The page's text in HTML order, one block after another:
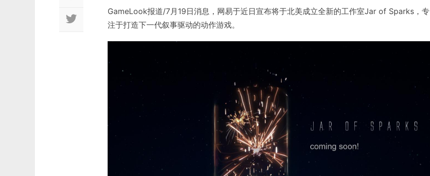
GameLook报道/7月19日消息，网易于近日宣布将于北美成立全新的工作室Jar of Sparks，专
注于打造下一代叙事驱动的动作游戏。